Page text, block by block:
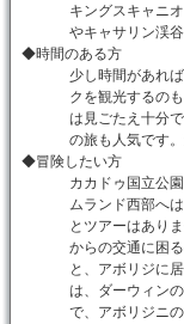
キングスキャニ
やキャサリン渓
◆時間のある方
少し時間があれ
クを観光するの
は見ごたえ十分
の旅も人気です
◆冒険したい方
カカドゥ国立公
ムランド西部へ
とツアーはあり
からの交通に困
と、アボリジに
は、ダーウィン
で、アボリジニ